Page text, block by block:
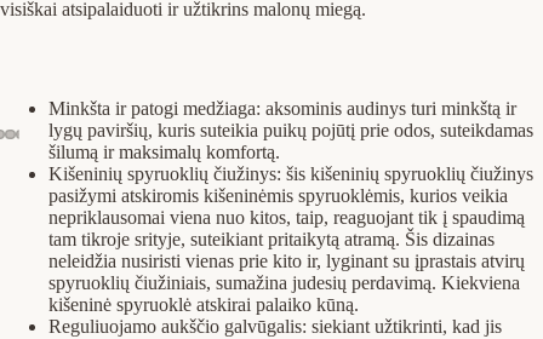
visiškai atsipalaiduoti ir užtikrins malonų miegą.
Minkšta ir patogi medžiaga: aksominis audinys turi minkštą ir
lygų paviršių, kuris suteikia puikų pojūtį prie odos, suteikdamas
šilumą ir maksimalų komfortą.
Kišeninių spyruoklių čiužinys: šis kišeninių spyruoklių čiužinys
pasižymi atskiromis kišeninėmis spyruoklėmis, kurios veikia
nepriklausomai viena nuo kitos, taip, reaguojant tik į spaudimą
tam tikroje srityje, suteikiant pritaikytą atramą. Šis dizainas
neleidžia nusiristi vienas prie kito ir, lyginant su įprastais atvirų
spyruoklių čiužiniais, sumažina judesių perdavimą. Kiekviena
kišeninė spyruoklė atskirai palaiko kūną.
Reguliuojamo aukščio galvūgalis: siekiant užtikrinti, kad jis